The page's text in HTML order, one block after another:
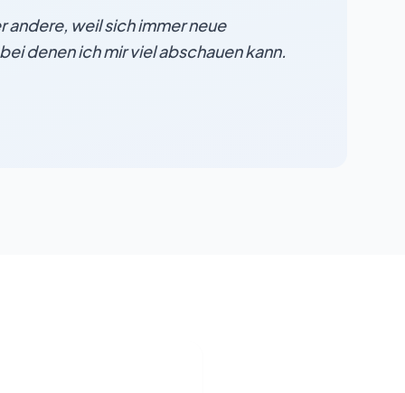
weil sich immer neue
denen ich mir viel abschauen kann.